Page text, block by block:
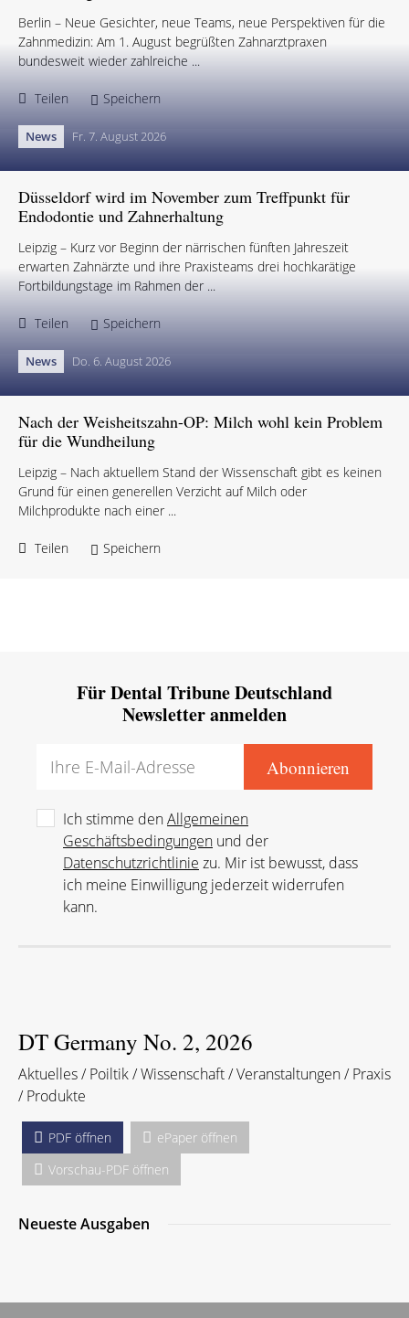
Berlin – Neue Gesichter, neue Teams, neue Perspektiven für die
Zahnmedizin: Am 1. August begrüßten Zahnarztpraxen
bundesweit wieder zahlreiche ...
Teilen Speichern
News Fr. 7. August 2026
Düsseldorf wird im November zum Treffpunkt für
Endodontie und Zahnerhaltung
Leipzig – Kurz vor Beginn der närrischen fünften Jahreszeit
erwarten Zahnärzte und ihre Praxisteams drei hochkarätige
Fortbildungstage im Rahmen der ...
Teilen Speichern
News Do. 6. August 2026
Nach der Weisheitszahn-OP: Milch wohl kein Problem
für die Wundheilung
Leipzig – Nach aktuellem Stand der Wissenschaft gibt es keinen
Grund für einen generellen Verzicht auf Milch oder
Milchprodukte nach einer ...
Teilen Speichern
Für Dental Tribune Deutschland
Newsletter anmelden
Ich stimme denAllgemeinen
Geschäftsbedingungen und der
Datenschutzrichtlinie zu. Mir ist bewusst, dass
ich meine Einwilligung jederzeit widerrufen
kann.
DT Germany No. 2, 2026
Aktuelles / Poiltik / Wissenschaft / Veranstaltungen / Praxis
/ Produkte
PDF öffnen
ePaper öffnen
Vorschau-PDF öffnen
Neueste Ausgaben